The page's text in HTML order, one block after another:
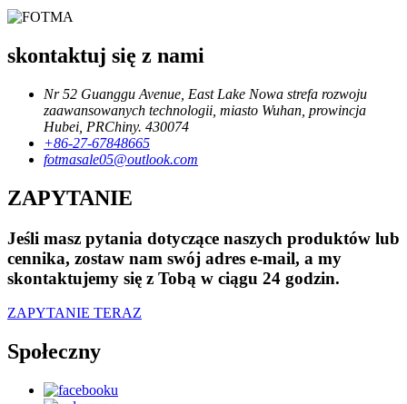
skontaktuj się z nami
Nr 52 Guanggu Avenue, East Lake Nowa strefa rozwoju
zaawansowanych technologii, miasto Wuhan, prowincja
Hubei, PRChiny. 430074
+86-27-67848665
fotmasale05@outlook.com
ZAPYTANIE
Jeśli masz pytania dotyczące naszych produktów lub
cennika, zostaw nam swój adres e-mail, a my
skontaktujemy się z Tobą w ciągu 24 godzin.
ZAPYTANIE TERAZ
Społeczny